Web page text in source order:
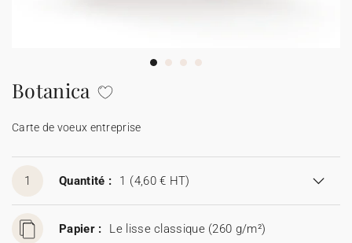
★ Demande d'échantillons
Menus
Présentoirs comptoir
Botanica
Carte de voeux entreprise
1 Quantité : 1 (4,60 € HT)
Papier : Le lisse classique (260 g/m²)